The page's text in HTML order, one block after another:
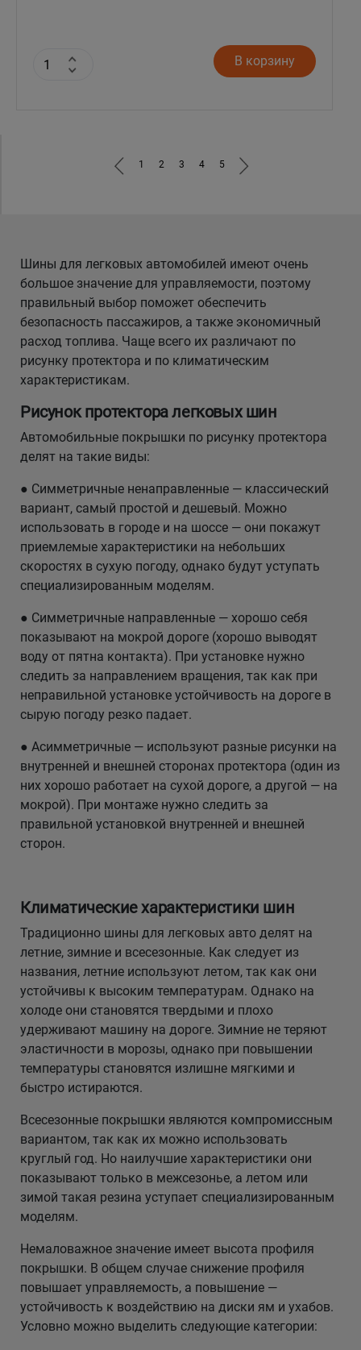
В корзину
1 2 3 4 5
Шины для легковых автомобилей имеют очень
большое значение для управляемости, поэтому
правильный выбор поможет обеспечить
безопасность пассажиров, а также экономичный
расход топлива. Чаще всего их различают по
рисунку протектора и по климатическим
характеристикам.
Рисунок протектора легковых шин
Автомобильные покрышки по рисунку протектора
делят на такие виды:
● Симметричные ненаправленные — классический
вариант, самый простой и дешевый. Можно
использовать в городе и на шоссе — они покажут
приемлемые характеристики на небольших
скоростях в сухую погоду, однако будут уступать
специализированным моделям.
● Симметричные направленные — хорошо себя
показывают на мокрой дороге (хорошо выводят
воду от пятна контакта). При установке нужно
следить за направлением вращения, так как при
неправильной установке устойчивость на дороге в
сырую погоду резко падает.
● Асимметричные — используют разные рисунки на
внутренней и внешней сторонах протектора (один из
них хорошо работает на сухой дороге, а другой — на
мокрой). При монтаже нужно следить за
правильной установкой внутренней и внешней
сторон.
Климатические характеристики шин
Традиционно шины для легковых авто делят на
летние, зимние и всесезонные. Как следует из
названия, летние используют летом, так как они
устойчивы к высоким температурам. Однако на
холоде они становятся твердыми и плохо
удерживают машину на дороге. Зимние не теряют
эластичности в морозы, однако при повышении
температуры становятся излишне мягкими и
быстро истираются.
Всесезонные покрышки являются компромиссным
вариантом, так как их можно использовать
круглый год. Но наилучшие характеристики они
показывают только в межсезонье, а летом или
зимой такая резина уступает специализированным
моделям.
Немаловажное значение имеет высота профиля
покрышки. В общем случае снижение профиля
повышает управляемость, а повышение —
устойчивость к воздействию на диски ям и ухабов.
Условно можно выделить следующие категории: